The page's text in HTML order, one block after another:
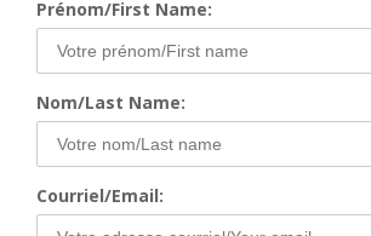
Prénom/First Name:
Nom/Last Name:
Courriel/Email: